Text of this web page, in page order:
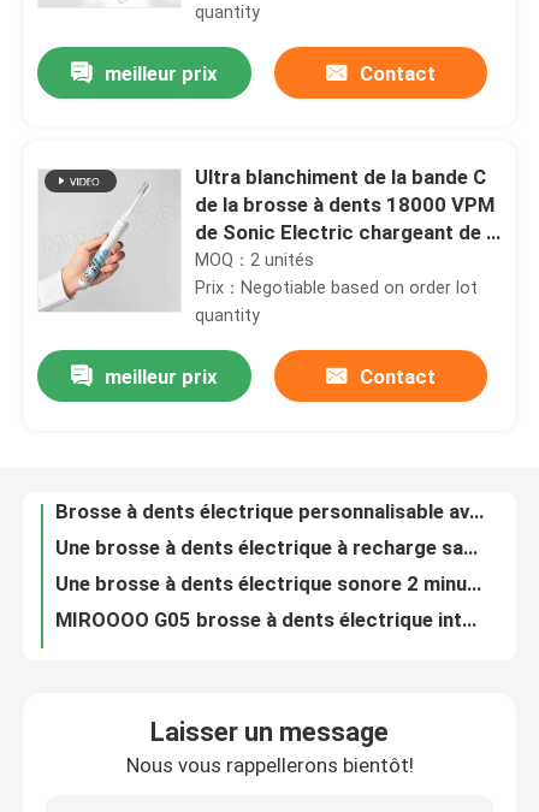
Produits
Vidéos
Nous contacter
Demandez un devis
Brosse à dents électrique de soin oral
quantity
meilleur prix Contact
Ultra blanchiment de la bande C
de la brosse à dents 18000 VPM
de Sonic Electric chargeant de 3
modes
MOQ：2 unités
Prix：Negotiable based on order lot
quantity
meilleur prix Contact
MIROOOO G05 brosse à dents électrique étanche à l' eau à ultrasons sonores rechargeable avec alarme de chronomètre
MIROOOO G05 Brosse à dents électrique pour soins buccaux avec alarme de chronomètre et charge sans fil
MIROOOO G05 Brosse à dents électrique avec alarme de chronomètre et recharge sans fil pour adultes
Brosse à dents électrique avec 3 modes de fonctionnement et IPX7 imperméable pour le nettoyage en profondeur
Laisser un message
Nous vous rappellerons bientôt!